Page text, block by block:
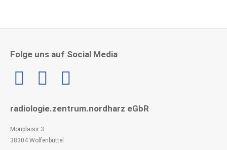
Folge uns auf Social Media
Linkedin
radiologie.zentrum.nordharz eGbR
Monplaisir 3
38304 Wolfenbüttel